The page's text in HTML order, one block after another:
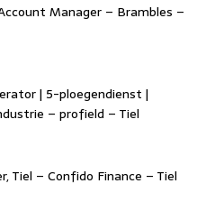
Manager – Brambles –
| 5-ploegendienst |
– profield – Tiel
Tiel – Confido Finance – Tiel